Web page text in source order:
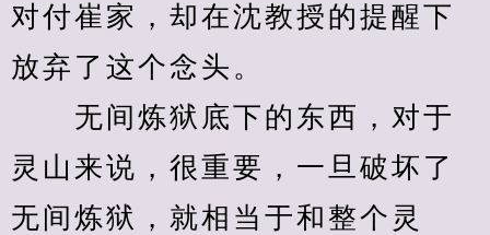
对付崔家，却在沈教授的提醒下
放弃了这个念头。
无间炼狱底下的东西，对于
灵山来说，很重要，一旦破坏了
无间炼狱，就相当于和整个灵